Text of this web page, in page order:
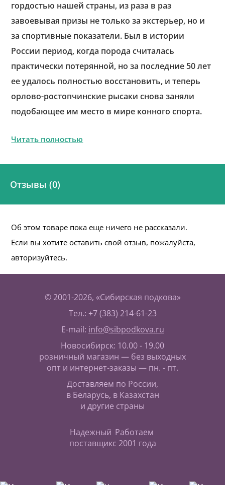
гордостью нашей страны, из раза в раз
завоевывая призы не только за экстерьер, но и
за спортивные показатели. Был в истории
России период, когда порода считалась
практически потерянной, но за последние 50 лет
ее удалось полностью восстановить, и теперь
орлово-ростопчинские рысаки снова заняли
подобающее им место в мире конного спорта.
Читать полностью
Отзывы (0)
Об этом товаре пока еще ничего не рассказали.
Если вы хотите оставить свой отзыв, пожалуйста,
авторизуйтесь.
© 2001-2026, «Сибирская подкова»
Тел.: +7 (383) 214-61-23
E-mail: info@sibpodkova.ru
Новосибирск: 10.00 - 19.00
розничный магазин — без выходных
опт и интернет-заказы — пн. - пт.
Доставляем по России,
в Беларусь, в Казахстан
и другие страны
Надежный
поставщик
Работаем
с 2001 года